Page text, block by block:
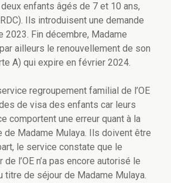
enfants âgés de 7 et 10 ans,
Ils introduisent une demande
2023. Fin décembre, Madame
ailleurs le renouvellement de son
A) qui expire en février 2024.
regroupement familial de l’OE
de visa des enfants car leurs
comportent une erreur quant à la
de Madame Mulaya. Ils doivent être
le service constate que le
de l’OE n’a pas encore autorisé le
titre de séjour de Madame Mulaya.